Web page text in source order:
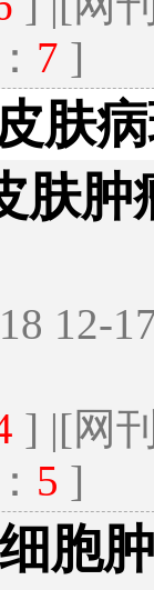
7 ]
肤
肤肿
12-
] |[网
5 ]
胞